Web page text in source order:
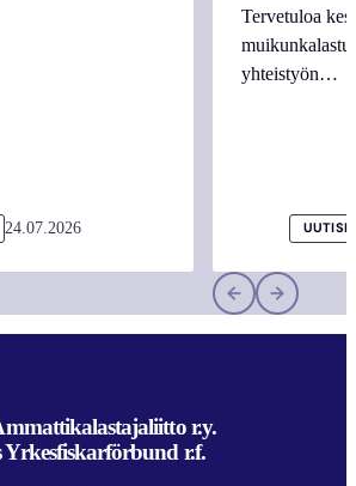
24.07.2026
Tervetuloa
yhteistyön…
r.y.
Yrkesfiskarförbund r.f.